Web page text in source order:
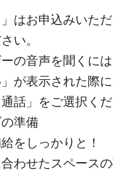
お申込みいただ
い。
音声を聞くには
が表示された際
話」をご選択くだ
準備
しっかりと！
せたスペースの